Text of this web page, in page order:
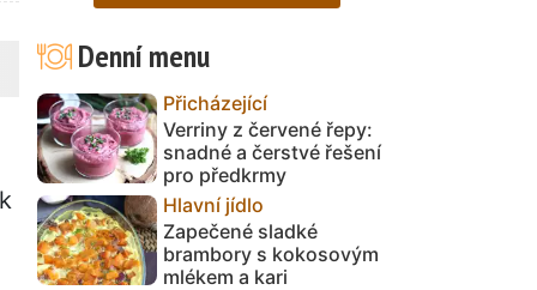
Denní menu
Přicházející
Verriny z červené řepy:
snadné a čerstvé řešení
pro předkrmy
Hlavní jídlo
Zapečené sladké
brambory s kokosovým
mlékem a kari